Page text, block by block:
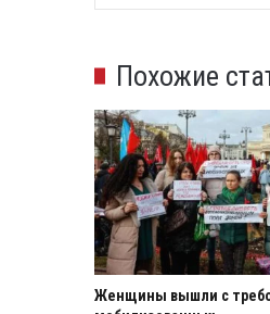
Похожие
Женщины вышли с